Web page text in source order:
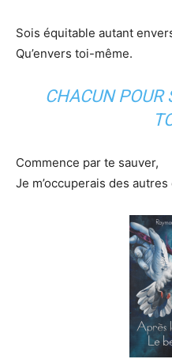
Sois équitable autant
Qu’envers toi-même.
CHACUN POUR
Commence par te sauver,
Je m’occuperais des